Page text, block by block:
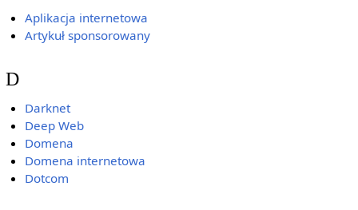
Aplikacja internetowa
Artykuł sponsorowany
D
Darknet
Deep Web
Domena
Domena internetowa
Dotcom